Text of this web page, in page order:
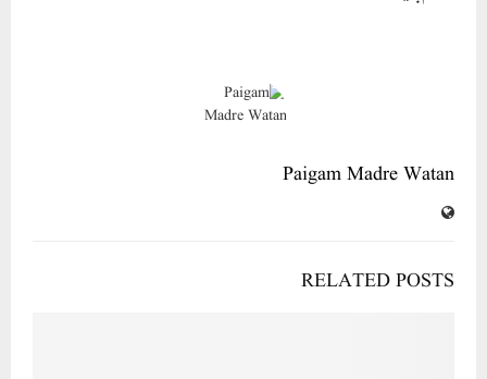
Paigam Madre Watan
RELATED POSTS